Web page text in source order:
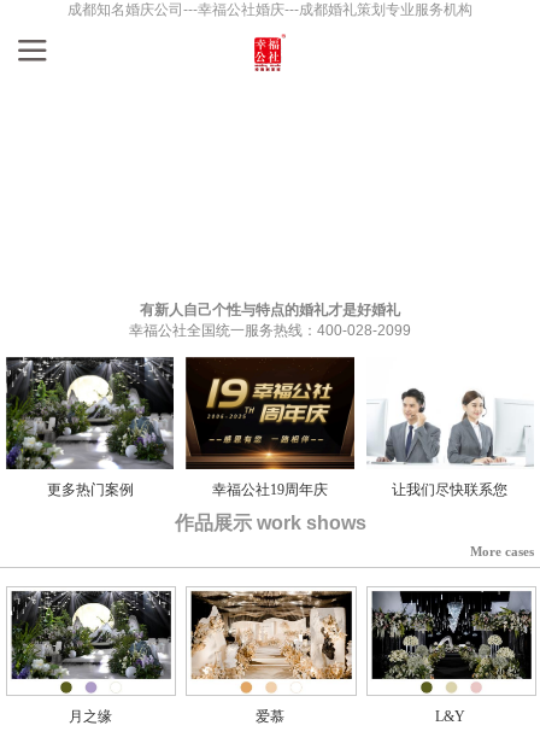
成都知名婚庆公司---幸福公社婚庆---成都婚礼策划专业服务机构
有新人自己个性与特点的婚礼才是好婚礼
幸福公社全国统一服务热线：400-028-2099
更多热门案例 幸福公社19周年庆 让我们尽快联系您
作品展示 work shows
More cases
月之缘 爱慕 L&Y